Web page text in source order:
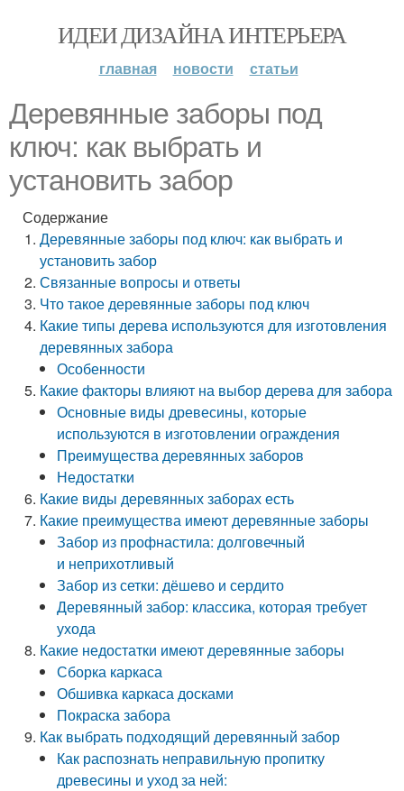
ИДЕИ ДИЗАЙНА ИНТЕРЬЕРА
главная новости статьи
Деревянные заборы под
ключ: как выбрать и
установить забор
Содержание
Деревянные заборы под ключ: как выбрать и
установить забор
Связанные вопросы и ответы
Что такое деревянные заборы под ключ
Какие типы дерева используются для изготовления
деревянных забора
Особенности
Какие факторы влияют на выбор дерева для забора
Основные виды древесины, которые
используются в изготовлении ограждения
Преимущества деревянных заборов
Недостатки
Какие виды деревянных заборах есть
Какие преимущества имеют деревянные заборы
Забор из профнастила: долговечный
и неприхотливый
Забор из сетки: дёшево и сердито
Деревянный забор: классика, которая требует
ухода
Какие недостатки имеют деревянные заборы
Сборка каркаса
Обшивка каркаса досками
Покраска забора
Как выбрать подходящий деревянный забор
Как распознать неправильную пропитку
древесины и уход за ней: